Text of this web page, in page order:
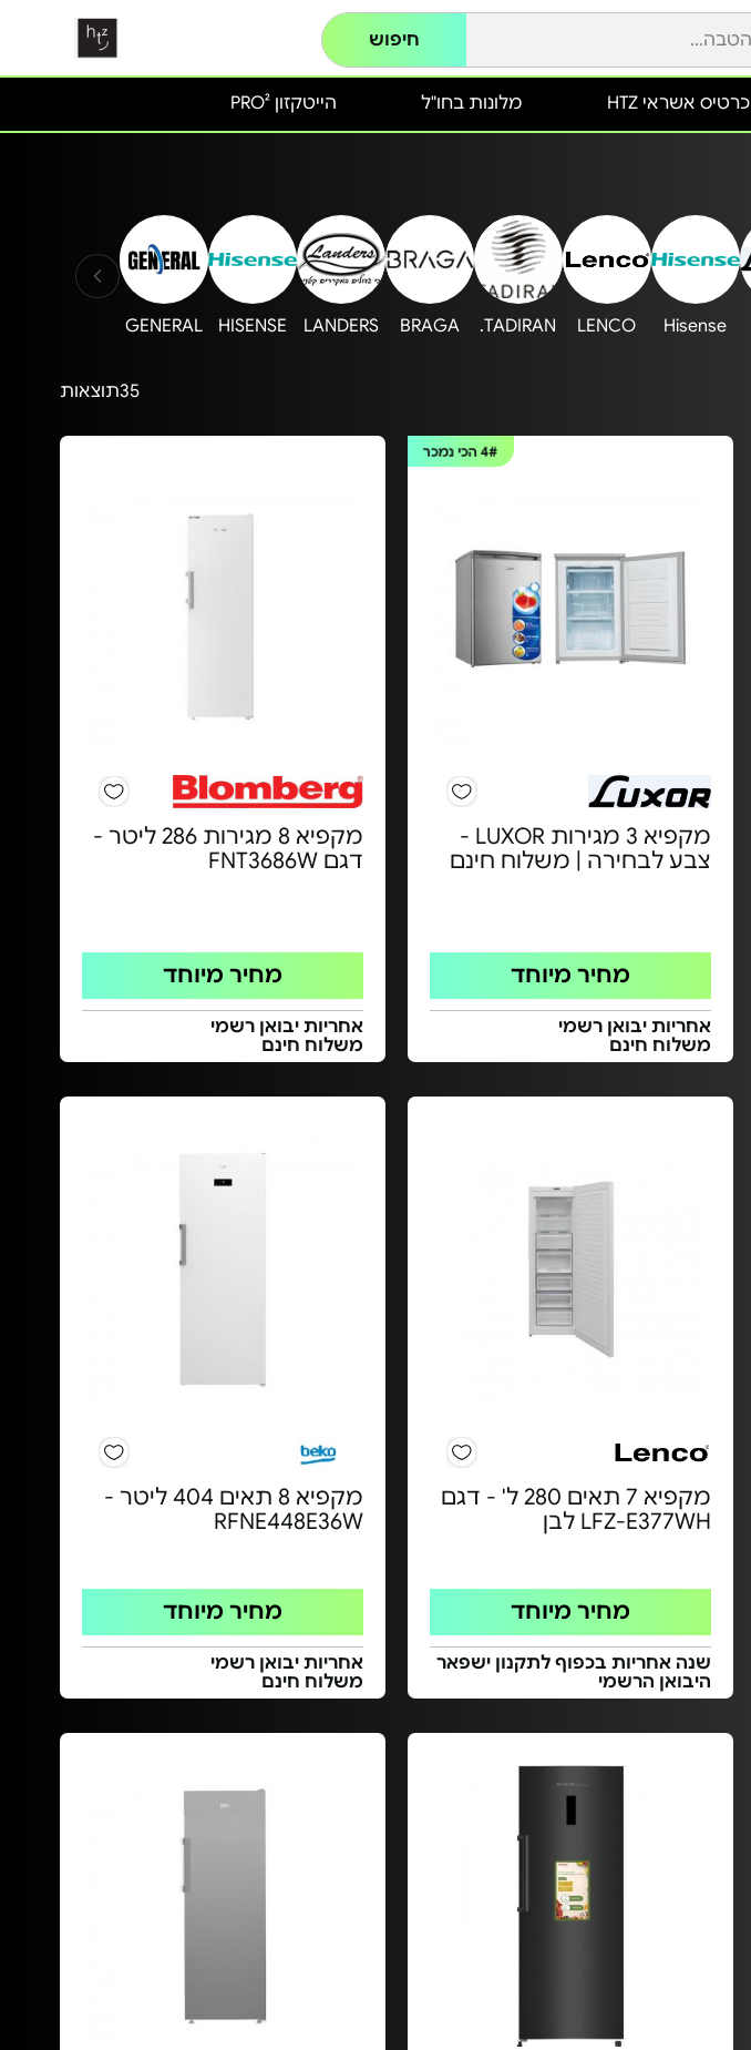
חיפוש
הייטקזון PRO² מלונות בחו"ל כרטיס אשראי HTZ
Hisense
LENCO
TADIRAN.
BRAGA
LANDERS
HISENSE
GENERAL
35תוצאות
4#הכי נמכר
מקפיא 3 מגירות LUXOR -
צבע לבחירה | משלוח חינם
מחיר מיוחד
אחריות יבואן רשמי
משלוח חינם
מקפיא 8 מגירות 286 ליטר -
דגם FNT3686W
מחיר מיוחד
אחריות יבואן רשמי
משלוח חינם
מקפיא 7 תאים 280 ל' - דגם
LFZ-E377WH לבן
מחיר מיוחד
שנה אחריות בכפוף לתקנון ישפאר
היבואן הרשמי
מקפיא 8 תאים 404 ליטר -
RFNE448E36W
מחיר מיוחד
אחריות יבואן רשמי
משלוח חינם